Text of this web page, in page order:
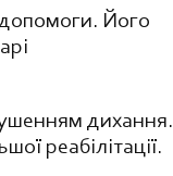
Його
дихання.
реабілітації.